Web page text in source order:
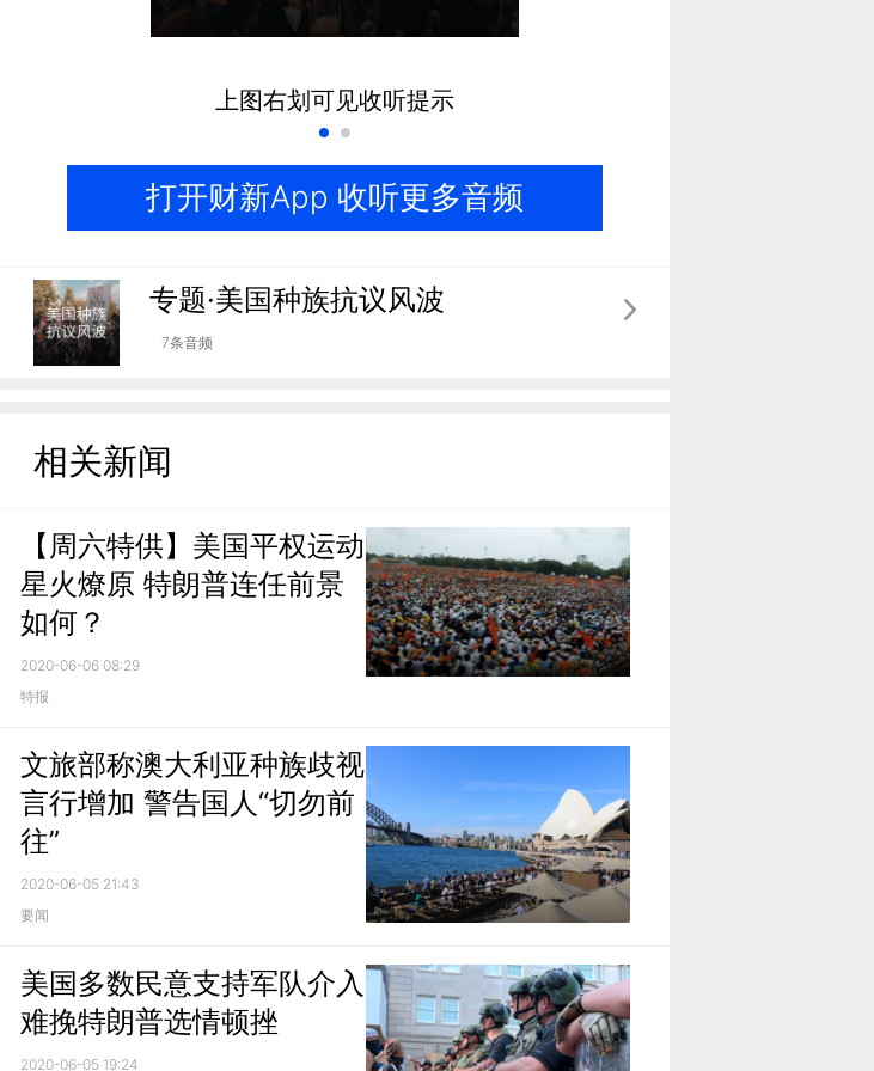
上图右划可见收听提示
打开财新App 收听更多音频
专题·美国种族抗议风波
7条音频
相关新闻
【周六特供】美国平权运动
星火燎原 特朗普连任前景
如何？
2020-06-06 08:29
特报
文旅部称澳大利亚种族歧视
言行增加 警告国人“切勿前
往”
2020-06-05 21:43
要闻
美国多数民意支持军队介入
难挽特朗普选情顿挫
2020-06-05 19:24